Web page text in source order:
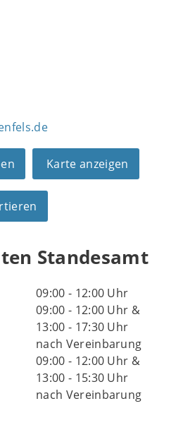
Karte anzeigen
Standesamt
09:00 - 12:00 Uhr
09:00 - 12:00 Uhr &
13:00 - 17:30 Uhr
nach Vereinbarung
09:00 - 12:00 Uhr &
13:00 - 15:30 Uhr
nach Vereinbarung